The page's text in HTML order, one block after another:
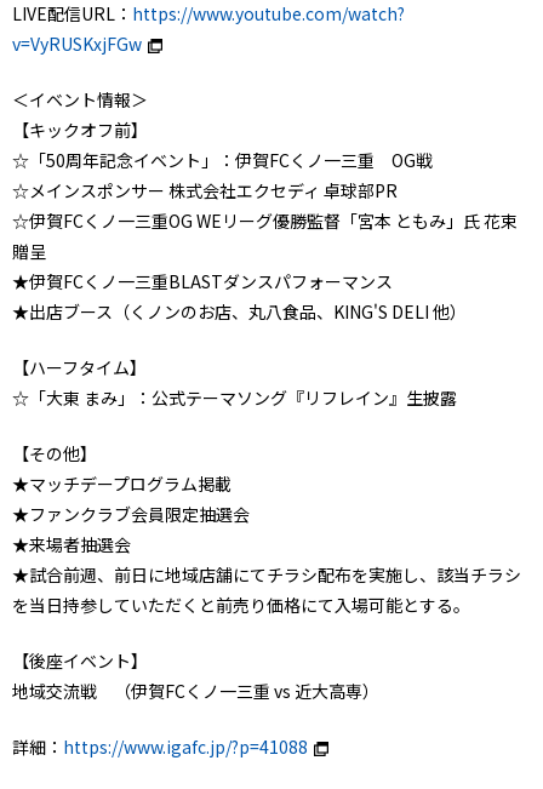
LIVE配信URL： https://www.youtube.com/watch?
v=VyRUSKxjFGw
＜イベント情報＞
【キックオフ前】
☆「50周年記念イベント」：伊賀FCくノ一三重 OG戦
☆メインスポンサー 株式会社エクセディ 卓球部PR
☆伊賀FCくノ一三重OG WEリーグ優勝監督「宮本 ともみ」氏 花束
贈呈
★伊賀FCくノ一三重BLASTダンスパフォーマンス
★出店ブース（くノンのお店、丸八食品、KING'S DELI 他）
【ハーフタイム】
☆「大東 まみ」：公式テーマソング『リフレイン』生披露
【その他】
★マッチデープログラム掲載
★ファンクラブ会員限定抽選会
★来場者抽選会
★試合前週、前日に地域店舗にてチラシ配布を実施し、該当チラシ
を当日持参していただくと前売り価格にて入場可能とする。
【後座イベント】
地域交流戦 （伊賀FCくノ一三重 vs 近大高専）
詳細： https://www.igafc.jp/?p=41088